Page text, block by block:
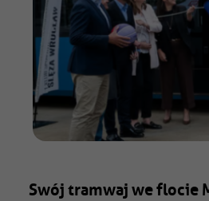
Swój tramwaj we flocie